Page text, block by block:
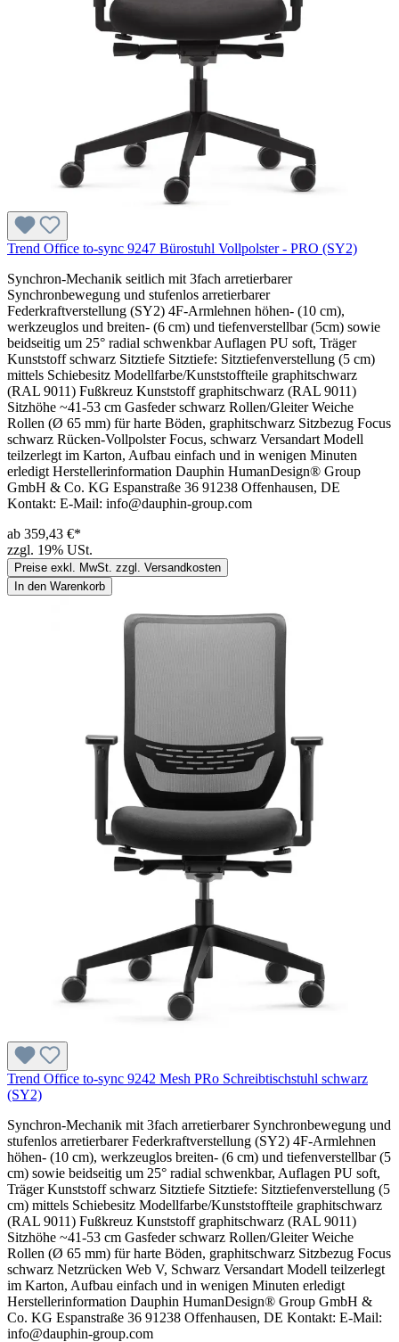
Trend Office to-sync 9247 Bürostuhl Vollpolster - PRO (SY2)
Synchron-Mechanik seitlich mit 3fach arretierbarer
Synchronbewegung und stufenlos arretierbarer
Federkraftverstellung (SY2) 4F-Armlehnen höhen- (10 cm),
werkzeuglos und breiten- (6 cm) und tiefenverstellbar (5cm) sowie
beidseitig um 25° radial schwenkbar Auflagen PU soft, Träger
Kunststoff schwarz Sitztiefe Sitztiefe: Sitztiefenverstellung (5 cm)
mittels Schiebesitz Modellfarbe/Kunststoffteile graphitschwarz
(RAL 9011) Fußkreuz Kunststoff graphitschwarz (RAL 9011)
Sitzhöhe ~41-53 cm Gasfeder schwarz Rollen/Gleiter Weiche
Rollen (Ø 65 mm) für harte Böden, graphitschwarz Sitzbezug Focus
schwarz Rücken-Vollpolster Focus, schwarz Versandart Modell
teilzerlegt im Karton, Aufbau einfach und in wenigen Minuten
erledigt Herstellerinformation Dauphin HumanDesign® Group
GmbH & Co. KG Espanstraße 36 91238 Offenhausen, DE
Kontakt: E-Mail: info@dauphin-group.com
ab 359,43 €*
zzgl. 19% USt.
Preise exkl. MwSt. zzgl. Versandkosten
In den Warenkorb
Trend Office to-sync 9242 Mesh PRo Schreibtischstuhl schwarz
(SY2)
Synchron-Mechanik mit 3fach arretierbarer Synchronbewegung und
stufenlos arretierbarer Federkraftverstellung (SY2) 4F-Armlehnen
höhen- (10 cm), werkzeuglos breiten- (6 cm) und tiefenverstellbar (5
cm) sowie beidseitig um 25° radial schwenkbar, Auflagen PU soft,
Träger Kunststoff schwarz Sitztiefe Sitztiefe: Sitztiefenverstellung (5
cm) mittels Schiebesitz Modellfarbe/Kunststoffteile graphitschwarz
(RAL 9011) Fußkreuz Kunststoff graphitschwarz (RAL 9011)
Sitzhöhe ~41-53 cm Gasfeder schwarz Rollen/Gleiter Weiche
Rollen (Ø 65 mm) für harte Böden, graphitschwarz Sitzbezug Focus
schwarz Netzrücken Web V, Schwarz Versandart Modell teilzerlegt
im Karton, Aufbau einfach und in wenigen Minuten erledigt
Herstellerinformation Dauphin HumanDesign® Group GmbH &
Co. KG Espanstraße 36 91238 Offenhausen, DE Kontakt: E-Mail:
info@dauphin-group.com